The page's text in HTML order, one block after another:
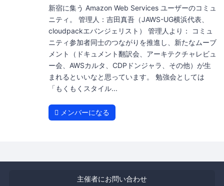
新宿に集う Amazon Web Services ユーザーのコミュ
ニティ。 管理人：吉田真吾（JAWS-UG横浜代表、
cloudpackエバンジェリスト） 管理人より： コミュ
ニティ参加者同士のつながりを推進し、新たなムーブ
メント（ドキュメント翻訳会、アーキテクチャレビュ
ー会、AWSカルタ、CDPドンジャラ、その他）が生
まれるといいなと思っています。 勉強会としては
「もくもくスタイル...
メンバーになる
主催者にお問い合わせ